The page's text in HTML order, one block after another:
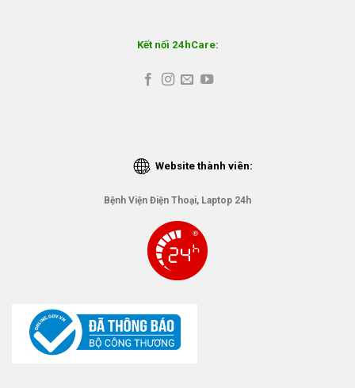
Kết nối 24hCare:
Website thành viên:
Bệnh Viện Điện Thoại, Laptop 24h